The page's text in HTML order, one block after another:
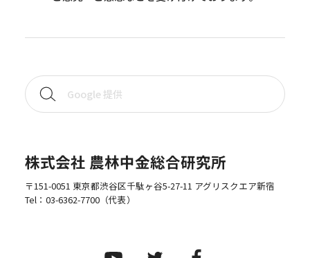
株式会社 農林中金総合研究所
〒151-0051 東京都渋谷区千駄ヶ谷5-27-11 アグリスクエア新宿
Tel： 03-6362-7700（代表）